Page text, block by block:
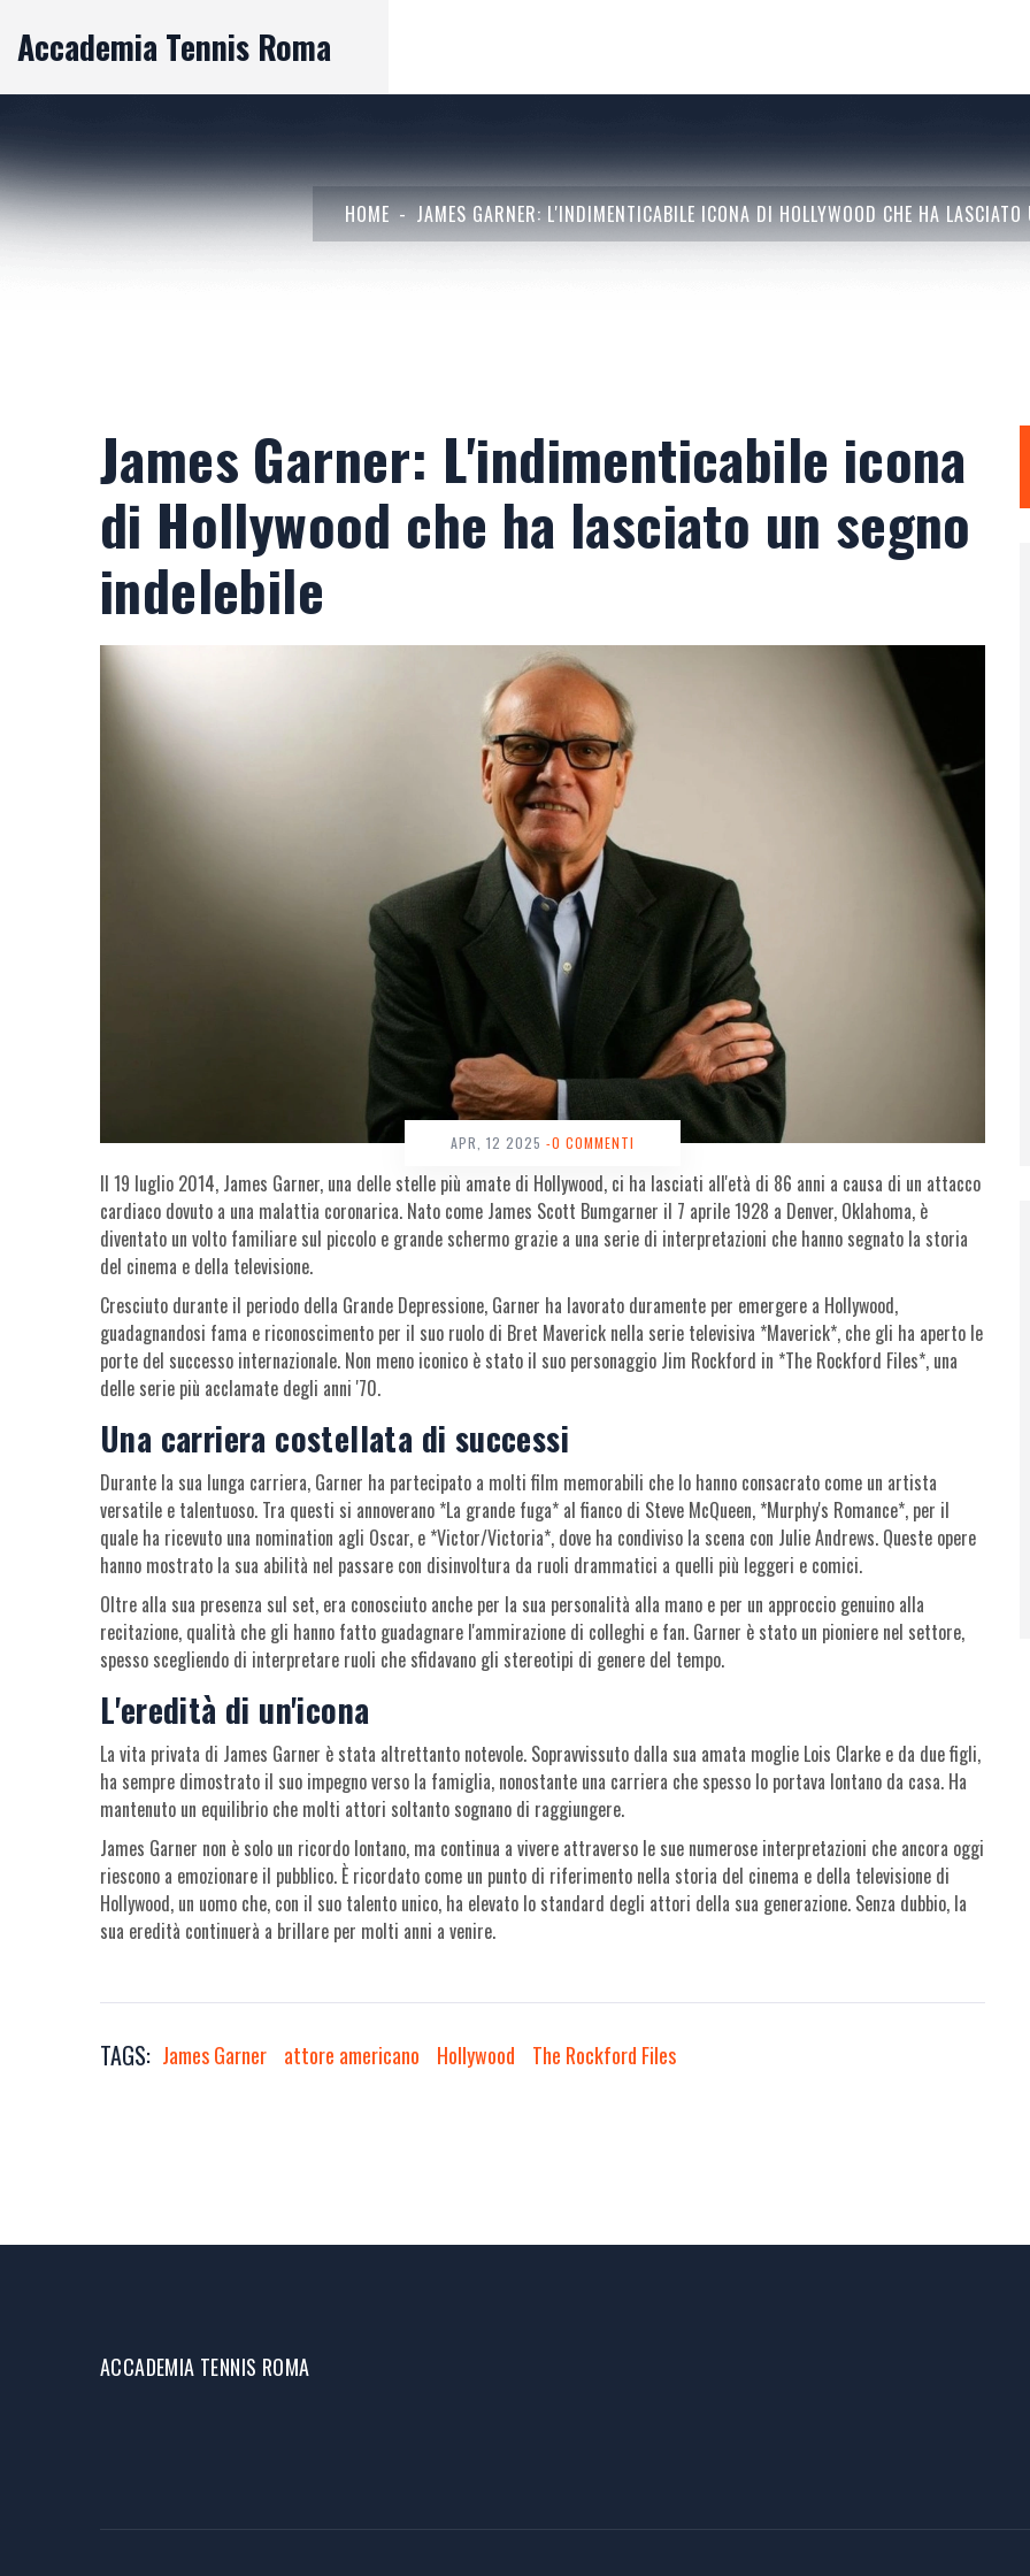
Accademia Tennis Roma
HOME JAMES GARNER: L'INDIMENTICABILE ICONA DI HOLLYWOOD CHE HA LASCIATO
James Garner: L'indimenticabile icona
di Hollywood che ha lasciato un segno
indelebile
APR, 12 2025 -0 COMMENTI
Il 19 luglio 2014, James Garner, una delle stelle più amate di Hollywood, ci ha lasciati all'età di 86 anni a causa di un attacco
cardiaco dovuto a una malattia coronarica. Nato come James Scott Bumgarner il 7 aprile 1928 a Denver, Oklahoma, è
diventato un volto familiare sul piccolo e grande schermo grazie a una serie di interpretazioni che hanno segnato la storia
del cinema e della televisione.
Cresciuto durante il periodo della Grande Depressione, Garner ha lavorato duramente per emergere a Hollywood,
guadagnandosi fama e riconoscimento per il suo ruolo di Bret Maverick nella serie televisiva *Maverick*, che gli ha aperto le
porte del successo internazionale. Non meno iconico è stato il suo personaggio Jim Rockford in *The Rockford Files*, una
delle serie più acclamate degli anni '70.
Una carriera costellata di successi
Durante la sua lunga carriera, Garner ha partecipato a molti film memorabili che lo hanno consacrato come un artista
versatile e talentuoso. Tra questi si annoverano *La grande fuga* al fianco di Steve McQueen, *Murphy's Romance*, per il
quale ha ricevuto una nomination agli Oscar, e *Victor/Victoria*, dove ha condiviso la scena con Julie Andrews. Queste opere
hanno mostrato la sua abilità nel passare con disinvoltura da ruoli drammatici a quelli più leggeri e comici.
Oltre alla sua presenza sul set, era conosciuto anche per la sua personalità alla mano e per un approccio genuino alla
recitazione, qualità che gli hanno fatto guadagnare l'ammirazione di colleghi e fan. Garner è stato un pioniere nel settore,
spesso scegliendo di interpretare ruoli che sfidavano gli stereotipi di genere del tempo.
L'eredità di un'icona
La vita privata di James Garner è stata altrettanto notevole. Sopravvissuto dalla sua amata moglie Lois Clarke e da due figli,
ha sempre dimostrato il suo impegno verso la famiglia, nonostante una carriera che spesso lo portava lontano da casa. Ha
mantenuto un equilibrio che molti attori soltanto sognano di raggiungere.
James Garner non è solo un ricordo lontano, ma continua a vivere attraverso le sue numerose interpretazioni che ancora oggi
riescono a emozionare il pubblico. È ricordato come un punto di riferimento nella storia del cinema e della televisione di
Hollywood, un uomo che, con il suo talento unico, ha elevato lo standard degli attori della sua generazione. Senza dubbio, la
sua eredità continuerà a brillare per molti anni a venire.
TAGS: James Garner attore americano Hollywood The Rockford Files
ACCADEMIA TENNIS ROMA